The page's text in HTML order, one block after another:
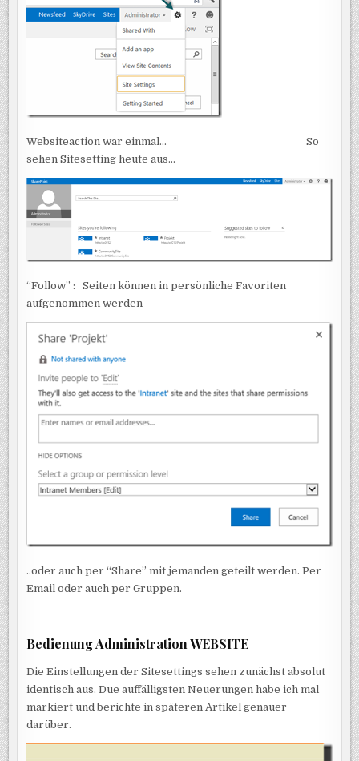
Websiteaction war einmal… So
sehen Sitesetting heute aus…
“Follow” : Seiten können in persönliche Favoriten
aufgenommen werden
..oder auch per “Share” mit jemanden geteilt werden. Per
Email oder auch per Gruppen.
Bedienung Administration WEBSITE
Die Einstellungen der Sitesettings sehen zunächst absolut
identisch aus. Due auffälligsten Neuerungen habe ich mal
markiert und berichte in späteren Artikel genauer
darüber.